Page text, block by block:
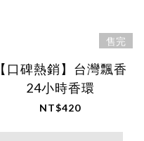
售完
【口碑熱銷】台灣飄香
24小時香環
NT$420